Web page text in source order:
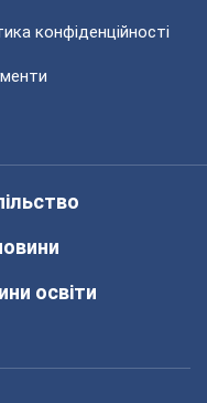
конфіденційності
освіти